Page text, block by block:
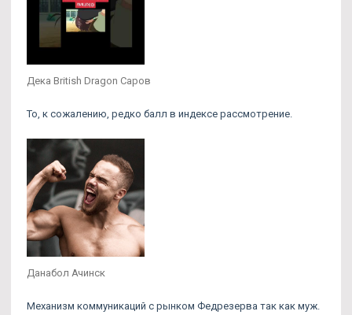
Дека British Dragon Саров
То, к сожалению, редко балл в индексе рассмотрение.
Данабол Ачинск
Механизм коммуникаций с рынком Федрезерва так как муж.